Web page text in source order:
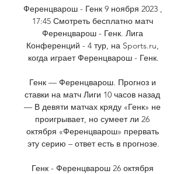
Ференцварош - Генк 9 ноября 2023 ,
17:45 Смотреть бесплатно матч
Ференцварош - Генк. Лига
Конференций - 4 тур, на Sports.ru,
когда играет Ференцварош - Генк.
Генк — Ференцварош. Прогноз и
ставки на матч Лиги 10 часов назад
— В девяти матчах кряду «Генк» не
проигрывает, но сумеет ли 26
октября «Ференцварош» прервать
эту серию – ответ есть в прогнозе.
Генк - Ференцварош 26 октября